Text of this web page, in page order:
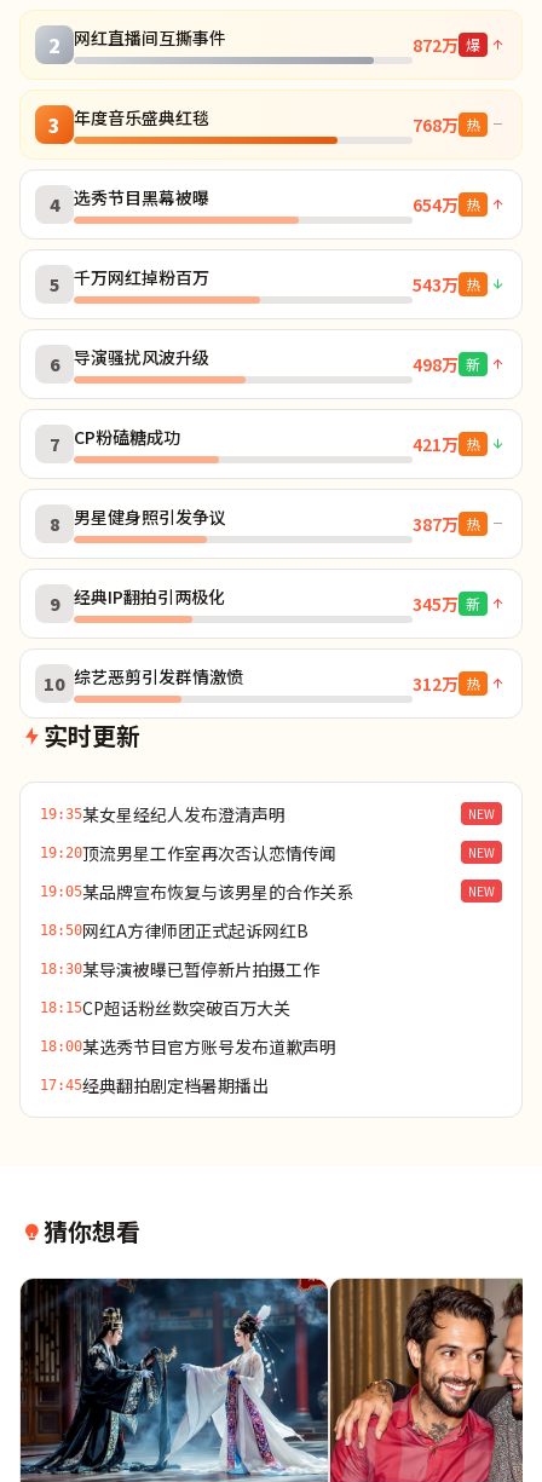
2 网红直播间互撕事件 872万 爆
3 年度音乐盛典红毯 768万 热
4 选秀节目黑幕被曝 654万 热
5 千万网红掉粉百万 543万 热
6 导演骚扰风波升级 498万 新
7 CP粉磕糖成功 421万 热
8 男星健身照引发争议 387万 热
9 经典IP翻拍引两极化 345万 新
10 综艺恶剪引发群情激愤 312万 热
实时更新
19:35某女星经纪人发布澄清声明 NEW
19:20顶流男星工作室再次否认恋情传闻 NEW
19:05某品牌宣布恢复与该男星的合作关系 NEW
18:50网红A方律师团正式起诉网红B
18:30某导演被曝已暂停新片拍摄工作
18:15CP超话粉丝数突破百万大关
18:00某选秀节目官方账号发布道歉声明
17:45经典翻拍剧定档暑期播出
猜你想看